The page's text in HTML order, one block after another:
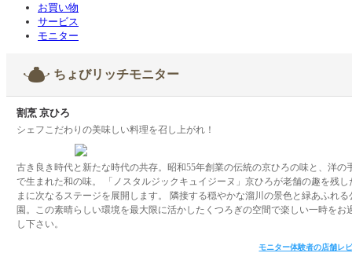
お買い物
サービス
モニター
ちょびリッチモニター
割烹 京ひろ
シェフこだわりの美味しい料理を召し上がれ！
古き良き時代と新たな時代の共存。昭和55年創業の伝統の京ひろの味と、洋の
で生まれた和の味。 「ノスタルジックキュイジーヌ」京ひろが老舗の趣を残し
まに次なるステージを展開します。 隣接する穏やかな溜川の景色と緑あふれる
園。この素晴らしい環境を最大限に活かしたくつろぎの空間で楽しい一時をお
し下さい。
モニター体験者の店舗レ